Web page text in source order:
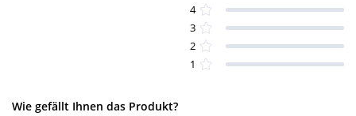
4
3
2
1
Wie gefällt Ihnen das Produkt?